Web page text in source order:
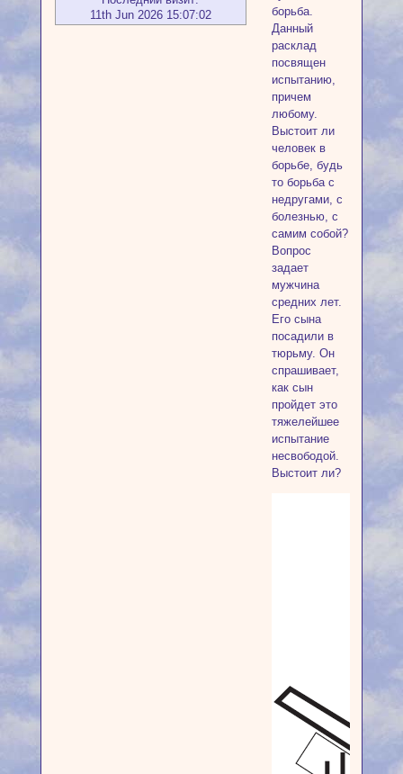
11th Jun 2026 15:07:02
борьба.
Данный
расклад
посвящен
испытанию,
причем
любому.
Выстоит ли
человек в
борьбе, будь
то борьба с
недругами, с
болезнью, с
самим собой?
Вопрос
задает
мужчина
средних лет.
Его сына
посадили в
тюрьму. Он
спрашивает,
как сын
пройдет это
тяжелейшее
испытание
несвободой.
Выстоит ли?